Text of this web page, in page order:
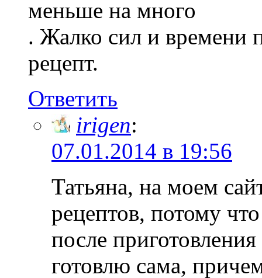
меньше на много
. Жалко сил и времени
рецепт.
Ответить
irigen:
07.01.2014 в 19:56
Татьяна, на моем
рецептов, потому
после
готовлю сама,